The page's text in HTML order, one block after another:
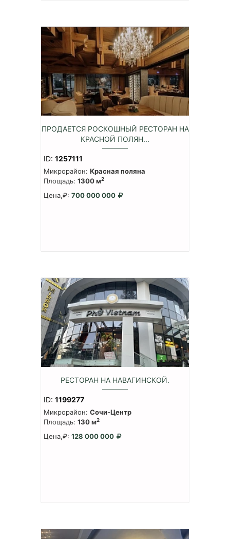
ПРОДАЕТСЯ РОСКОШНЫЙ РЕСТОРАН НА
КРАСНОЙ ПОЛЯН...
ID: 1257111
Микрорайон: Красная поляна
Площадь: 1300 м2
Цена,₽: 700 000 000
РЕСТОРАН НА НАВАГИНСКОЙ.
ID: 1199277
Микрорайон: Сочи-Центр
Площадь: 130 м2
Цена,₽: 128 000 000